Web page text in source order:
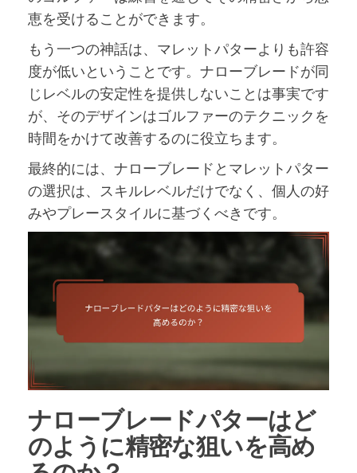
恵を受けることができます。
もう一つの神話は、マレットパターよりも許容
度が低いということです。ナローブレードが同
じレベルの安定性を提供しないことは事実です
が、そのデザインはゴルファーのテクニックを
時間をかけて改善するのに役立ちます。
最終的には、ナローブレードとマレットパター
の選択は、スキルレベルだけでなく、個人の好
みやプレースタイルに基づくべきです。
ナローブレードパターはど
のように精密な狙いを高め